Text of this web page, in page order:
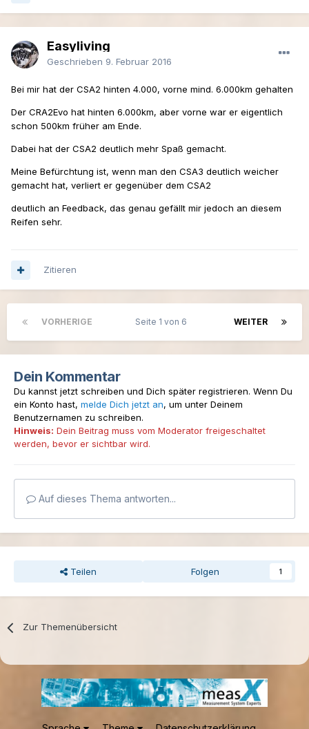
Easyliving
Geschrieben 9. Februar 2016
Bei mir hat der CSA2 hinten 4.000, vorne mind. 6.000km gehalten
Der CRA2Evo hat hinten 6.000km, aber vorne war er eigentlich
schon 500km früher am Ende.
Dabei hat der CSA2 deutlich mehr Spaß gemacht.
Meine Befürchtung ist, wenn man den CSA3 deutlich weicher
gemacht hat, verliert er gegenüber dem CSA2
deutlich an Feedback, das genau gefällt mir jedoch an diesem
Reifen sehr.
Zitieren
VORHERIGE WEITER
Seite 1 von 6
Dein Kommentar
Du kannst jetzt schreiben und Dich später registrieren. Wenn Du
ein Konto hast, melde Dich jetzt an, um unter Deinem
Benutzernamen zu schreiben.
Hinweis: Dein Beitrag muss vom Moderator freigeschaltet
werden, bevor er sichtbar wird.
Auf dieses Thema antworten...
Teilen Folgen 1
Zur Themenübersicht